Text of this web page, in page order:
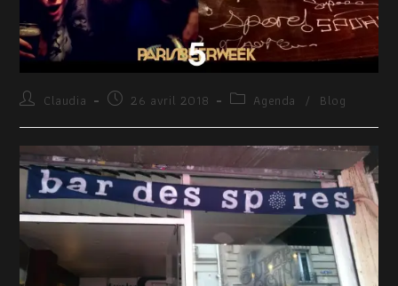
Claudia 26 avril 2018 Agenda / Blog